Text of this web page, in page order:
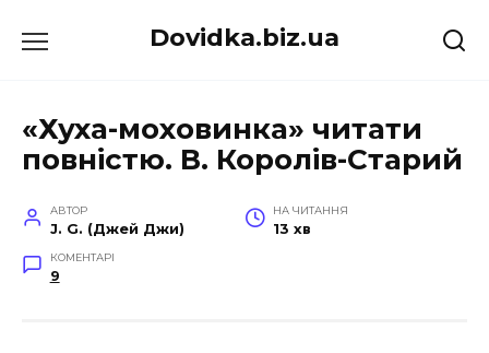
до
Dovidka.biz.ua
«Хуха-моховинка» читати
повністю. В. Королів-Старий
АВТОР
J. G. (Джей Джи)
НА ЧИТАННЯ
13 хв
КОМЕНТАРІ
9